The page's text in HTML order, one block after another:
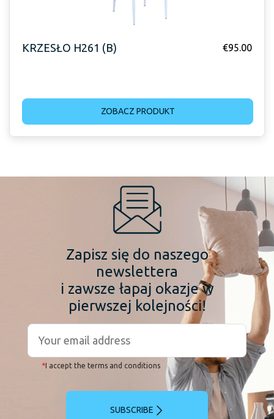
KRZESŁO H261 (B) €95.00
ZOBACZ PRODUKT
Zapisz się do naszego
newslettera
i zawsze łapaj okazje w
pierwszej kolejności!
*I accept the terms and conditions
SUBSCRIBE